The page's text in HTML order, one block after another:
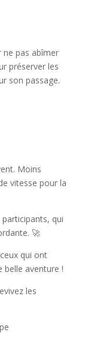
pas abîmer
préserver les
son passage.
Moins
vitesse pour la
qui
🚀
qui ont
belle aventure !
les